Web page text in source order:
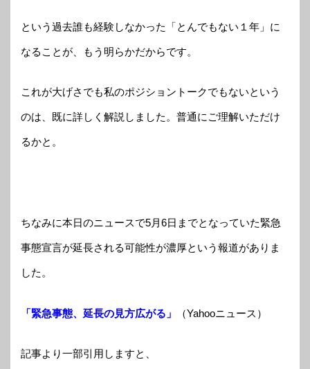
という過去誰も経験しなかった「とんでもない１年」に
なることが、もう明らかだからです。
これが大げさでも私のポジショントークでもないという
のは、既に詳しく解説しました。普通にご理解いただけ
るかと。
ちなみに本日のニュースで5月6日までとなっていた緊急
事態宣言が延長される可能性が濃厚という報道がありま
した。
「緊急事態、延長の見方広がる」 （Yahooニュース）
記事より一部引用しますと、